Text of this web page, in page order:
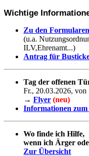
Wichtige
Zu den Formularen
(u.a.
ILV,Ehrenamt...)
Antrag für
Tag der offenen
Fr., 20.03.2026, von
→ Flyer (neu)
Informationen
Wo finde ich Hilfe,
wenn ich Ärger
Zur Übersicht